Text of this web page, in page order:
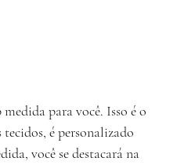
para você. Isso é o
é personalizado
você se destacará na